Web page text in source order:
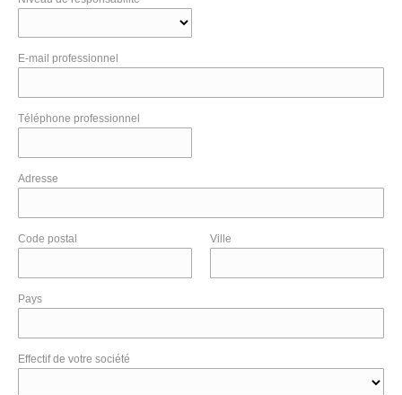
E-mail professionnel
Téléphone professionnel
Adresse
Code postal Ville
Pays
Effectif de votre société